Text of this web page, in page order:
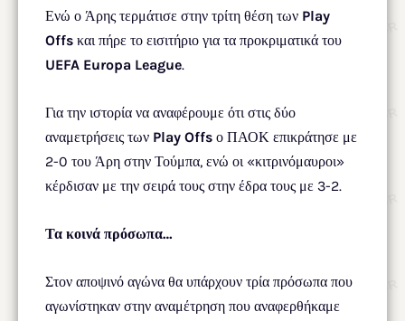
Ενώ ο Άρης τερμάτισε στην τρίτη θέση των Play
Offs και πήρε το εισιτήριο για τα προκριματικά του
UEFA Europa League.
Για την ιστορία να αναφέρουμε ότι στις δύο
αναμετρήσεις των Play Offs ο ΠΑΟΚ επικράτησε με
2-0 του Άρη στην Τούμπα, ενώ οι «κιτρινόμαυροι»
κέρδισαν με την σειρά τους στην έδρα τους με 3-2.
Τα κοινά πρόσωπα…
Στον αποψινό αγώνα θα υπάρχουν τρία πρόσωπα που
αγωνίστηκαν στην αναμέτρηση που αναφερθήκαμε